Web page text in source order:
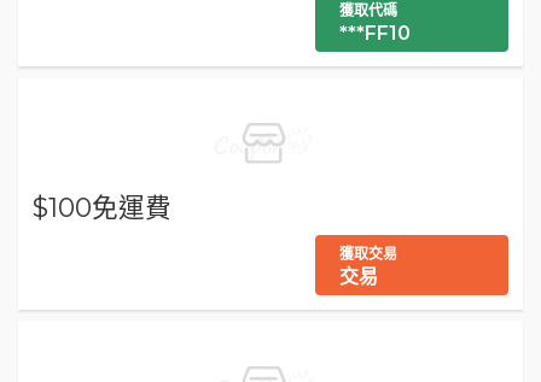
獲取代碼
***FF10
$100免運費
獲取交易
交易